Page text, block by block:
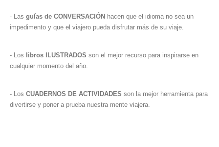
- Las guías de CONVERSACIÓN hacen que el idioma no sea un
impedimento y que el viajero pueda disfrutar más de su viaje.
- Los libros ILUSTRADOS son el mejor recurso para inspirarse en
cualquier momento del año.
- Los CUADERNOS DE ACTIVIDADES son la mejor herramienta para
divertirse y poner a prueba nuestra mente viajera.